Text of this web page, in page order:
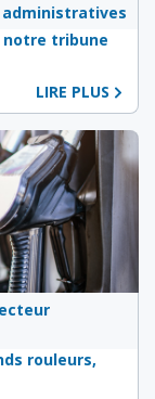
notre tribune
LIRE PLUS
rouleurs,